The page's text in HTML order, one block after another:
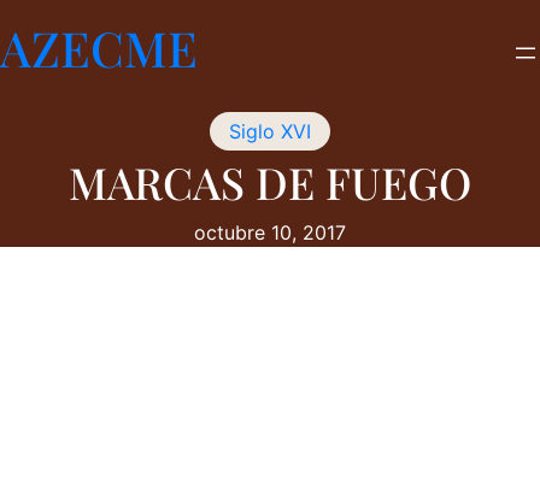
al
contenido
AZECME
Siglo XVI
MARCAS DE FUEGO
octubre 10, 2017